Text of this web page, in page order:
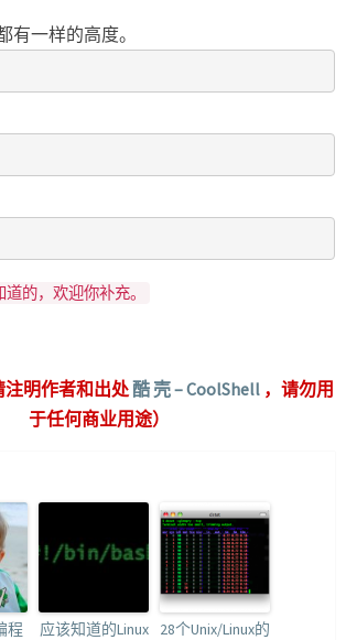
有一样的高度。
的，欢迎你补充。
注明作者和出处酷 壳 – CoolShell ，请勿用
于任何商业用途）
程
应该知道的Linux
28个Unix/Linux的